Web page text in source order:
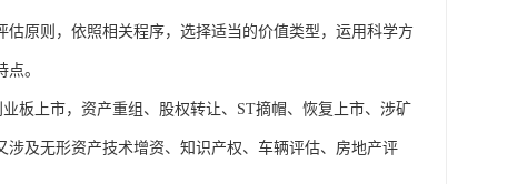
原则，依照相关程序，选择适当的价值类型，运用科学方
。
板上市，资产重组、股权转让、ST摘帽、恢复上市、涉矿
及无形资产技术增资、知识产权、车辆评估、房地产评